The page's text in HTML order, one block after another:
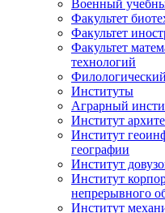
Военный
Факультет
Факультет
Факультет
технологий
Институты
Аграрный
Институт
Институт
географии
Институт
Институт
непрерывного
Институт